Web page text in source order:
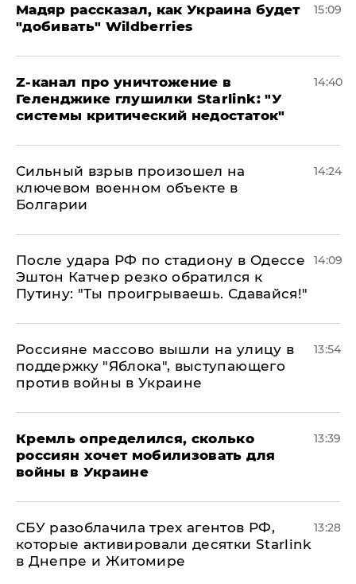
Мадяр рассказал, как Украина будет
"добивать" Wildberries
15:09
Z-канал про уничтожение в
Геленджике глушилки Starlink: "У
системы критический недостаток"
14:40
Сильный взрыв произошел на
ключевом военном объекте в
Болгарии
14:24
После удара РФ по стадиону в Одессе
Эштон Катчер резко обратился к
Путину: "Ты проигрываешь. Сдавайся!"
14:09
Россияне массово вышли на улицу в
поддержку "Яблока", выступающего
против войны в Украине
13:54
Кремль определился, сколько
россиян хочет мобилизовать для
войны в Украине
13:39
СБУ разоблачила трех агентов РФ,
которые активировали десятки Starlink
в Днепре и Житомире
13:28